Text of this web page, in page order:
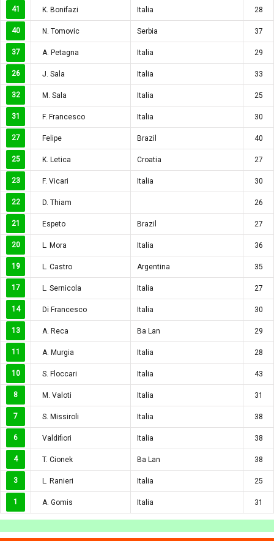
41 K. Bonifazi Italia 28
40 N. Tomovic Serbia 37
37 A. Petagna Italia 29
26 J. Sala Italia 33
32 M. Sala Italia 25
31 F. Francesco Italia 30
27 Felipe Brazil 40
25 K. Letica Croatia 27
23 F. Vicari Italia 30
22 D. Thiam 26
21 Espeto Brazil 27
20 L. Mora Italia 36
19 L. Castro Argentina 35
17 L. Sernicola Italia 27
14 Di Francesco Italia 30
13 A. Reca Ba Lan 29
11 A. Murgia Italia 28
10 S. Floccari Italia 43
8 M. Valoti Italia 31
7 S. Missiroli Italia 38
6 Valdifiori Italia 38
4 T. Cionek Ba Lan 38
3 L. Ranieri Italia 25
1 A. Gomis Italia 31